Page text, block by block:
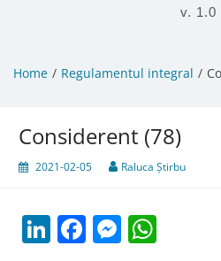
v. 1.0
Home Regulamentul integral
Considerent (78)
2021-02-05 Raluca Știrbu
LinkedIn
Facebook